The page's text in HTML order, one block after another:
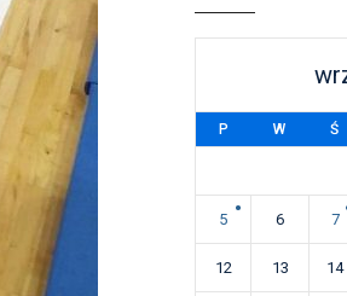
P W Ś
5 6 7
12 13 14